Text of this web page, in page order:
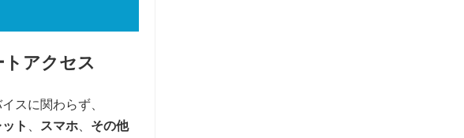
アクセス
スに関わらず、
ト 、 スマホ、 その他